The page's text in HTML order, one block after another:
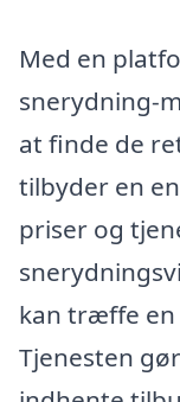
Med en
snerydning-
at finde de
tilbyder en
priser og
kan træffe
Tjenesten